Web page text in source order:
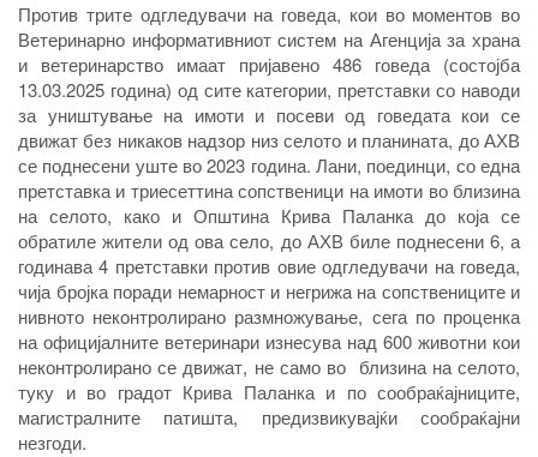
Против трите одгледувачи на говеда, кои во моментов во
Ветеринарно информативниот систем на Агенција за храна
и ветеринарство имаат пријавено 486 говеда (состојба
13.03.2025 година) од сите категории, претставки со наводи
за уништување на имоти и посеви од говедата кои се
движат без никаков надзор низ селото и планината, до АХВ
се поднесени уште во 2023 година. Лани, поединци, со една
претставка и триесеттина сопственици на имоти во близина
на селото, како и Општина Крива Паланка до која се
обратиле жители од ова село, до АХВ биле поднесени 6, а
годинава 4 претставки против овие одгледувачи на говеда,
чија бројка поради немарност и негрижа на сопствениците и
нивното неконтролирано размножување, сега по проценка
на официјалните ветеринари изнесува над 600 животни кои
неконтролирано се движат, не само во близина на селото,
туку и во градот Крива Паланка и по сообраќајниците,
магистралните патишта, предизвикувајќи сообраќајни
незгоди.